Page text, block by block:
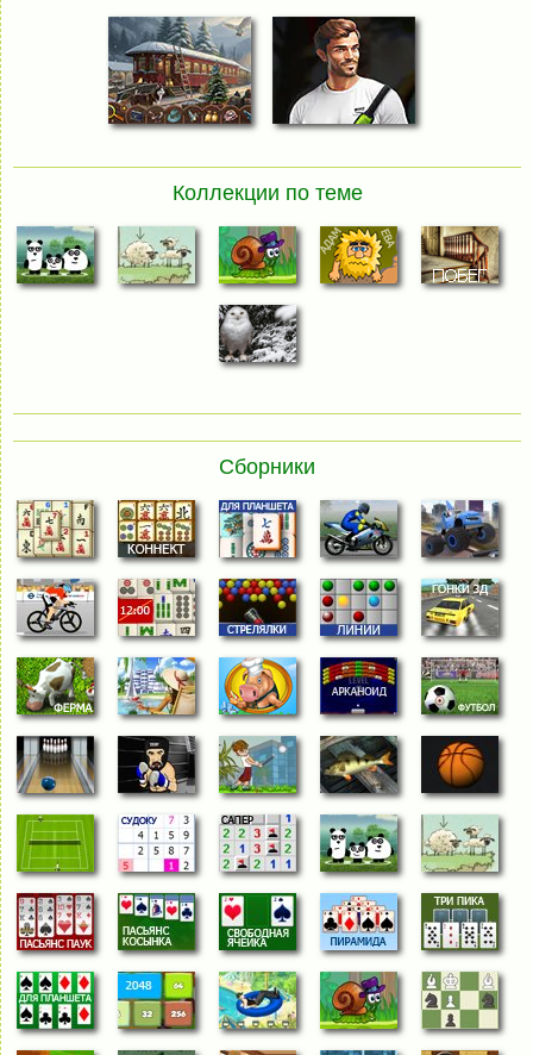
Коллекции по теме
Сборники